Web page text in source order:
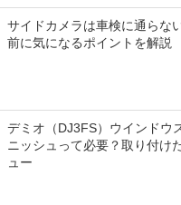
サイドカメラは車検に通らな
前に気になるポイントを解説
デミオ（DJ3FS）ウインドウ
ニッシュって必要？取り付け
ュー